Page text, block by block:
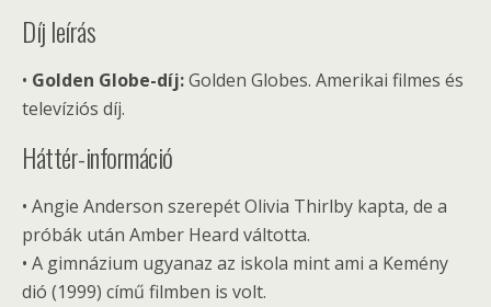
Díj leírás
• Golden Globe-díj:Golden Globes. Amerikai filmes és
televíziós díj.
Háttér-információ
• Angie Anderson szerepét Olivia Thirlby kapta, de a
próbák után Amber Heard váltotta.
• A gimnázium ugyanaz az iskola mint ami a Kemény
dió (1999) című filmben is volt.